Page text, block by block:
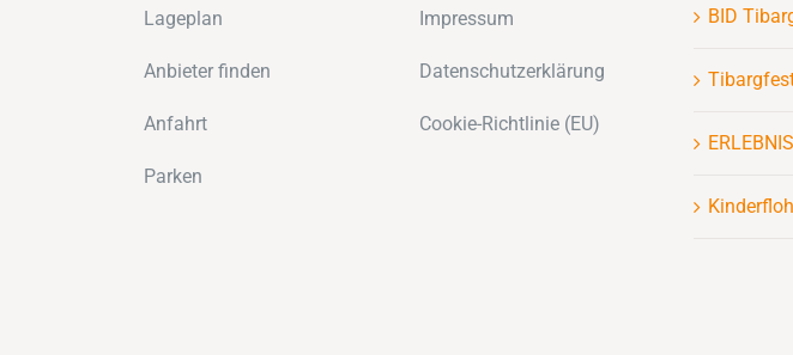
Lageplan
Anbieter finden
Anfahrt
Parken
Impressum
Datenschutzerklärung
Cookie-Richtlinie (EU)
BID